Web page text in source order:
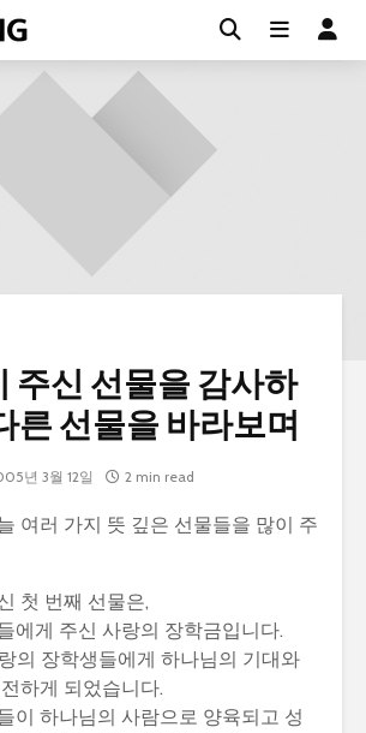
주신 선물을 감사하
른 선물을 바라보며
년 3월 12일 2 min read
여러 가지 뜻 깊은 선물들을 많이 주
첫 번째 선물은,
에게 주신 사랑의 장학금입니다.
의 장학생들에게 하나님의 기대와
하게 되었습니다.
이 하나님의 사람으로 양육되고 성